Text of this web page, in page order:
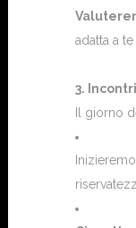
adatta a
3.
Il giorno